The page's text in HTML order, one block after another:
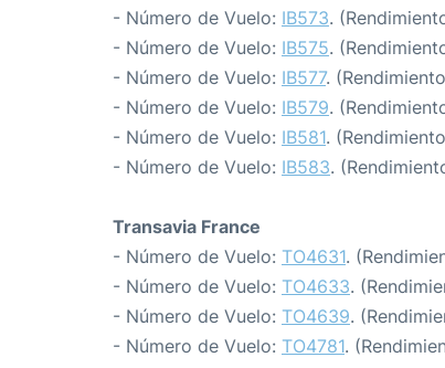
- Número de Vuelo: IB573.
- Número de Vuelo: IB575.
- Número de Vuelo: IB577.
- Número de Vuelo: IB579.
- Número de Vuelo: IB581.
- Número de Vuelo: IB583.
Transavia France
- Número de Vuelo: TO4631.
- Número de Vuelo: TO4633.
- Número de Vuelo: TO4639.
- Número de Vuelo: TO4781.